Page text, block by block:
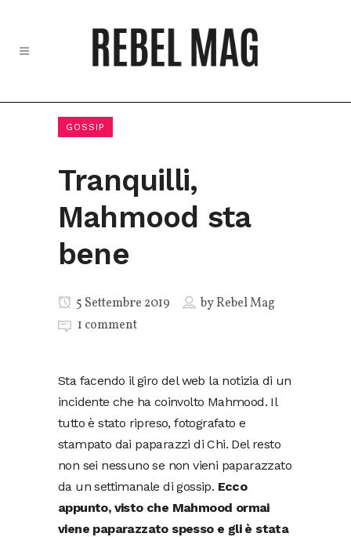
GOSSIP
Tranquilli,
Mahmood sta
bene
5 Settembre 2019 byRebel Mag
1 comment
Sta facendo il giro del web la notizia di un
incidente che ha coinvolto Mahmood. Il
tutto è stato ripreso, fotografato e
stampato dai paparazzi di Chi. Del resto
non sei nessuno se non vieni paparazzato
da un settimanale di gossip. Ecco
appunto, visto che Mahmood ormai
viene paparazzato spesso e gli è stata